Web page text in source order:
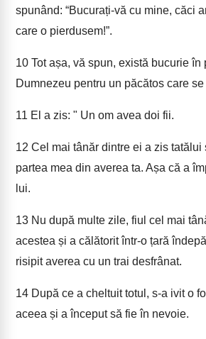
spunând: “Bucurați-vă cu mine, căci
care o pierdusem!”.
10 Tot așa, vă spun, există bucurie
Dumnezeu pentru un păcătos care
11 El a zis: " Un om avea doi fii.
12 Cel mai tânăr dintre ei a zis tatălui
partea mea din averea ta. Așa că a
lui.
13 Nu după multe zile, fiul cel mai
acestea și a călătorit într-o țară
risipit averea cu un trai desfrânat.
14 După ce a cheltuit totul, s-a ivit o
aceea și a început să fie în nevoie.